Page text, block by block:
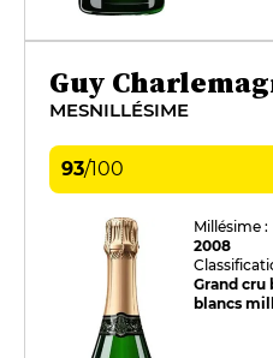
Guy
MESNILLÉSIME
93/100
Millésime :
2008
Grand cru
blancs